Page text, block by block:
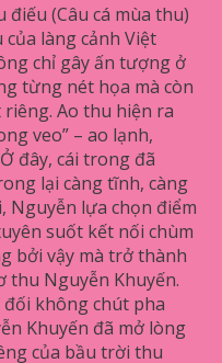
(Câu cá mùa thu)
làng cảnh Việt
chỉ gây ấn tượng ở
từng nét họa mà còn
Ao thu hiện ra
veo” – ao lạnh,
đây, cái trong đã
lại càng tĩnh, càng
Nguyễn lựa chọn điểm
suốt kết nối chùm
bởi vậy mà trở thành
thu Nguyễn Khuyến.
đối không chút pha
Khuyến đã mở lòng
của bầu trời thu